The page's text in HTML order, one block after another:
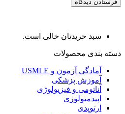
سبد خریدتان خالی است.
دسته بندی محصولات
آمادگی آزمون و USMLE
آموزش پزشکی
آناتومی و فیزیولوژی
اپیدمیولوژی
ارتوپدی